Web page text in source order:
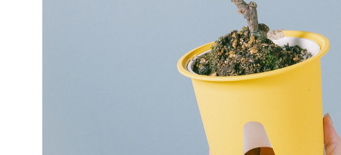
ご注文後一定時間内であればキャンセル可能です。